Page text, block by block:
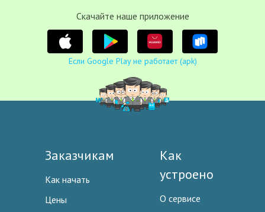
Cкачайте наше приложение
Если Google Play не работает (apk)
Заказчикам
Как начать
Цены
Как
устроено
О сервисе